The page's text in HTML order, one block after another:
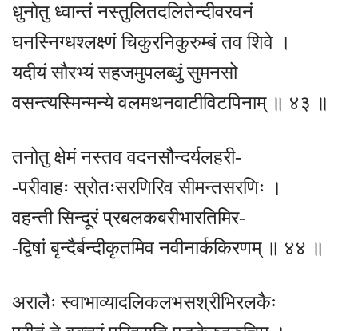
धुनोतु ध्वान्तं नस्तुलितदलितेन्दीवरवनं
घनस्निग्धश्लक्ष्णं चिकुरनिकुरुम्बं तव शिवे ।
यदीयं सौरभ्यं सहजमुपलब्धुं सुमनसो
वसन्त्यस्मिन्मन्ये वलमथनवाटीविटपिनाम् ॥ ४३ ॥
तनोतु क्षेमं नस्तव वदनसौन्दर्यलहरी-
-परीवाहः स्रोतःसरणिरिव सीमन्तसरणिः ।
वहन्ती सिन्दूरं प्रबलकबरीभारतिमिर-
-द्विषां बृन्दैर्बन्दीकृतमिव नवीनार्ककिरणम् ॥ ४४ ॥
अरालैः स्वाभाव्यादलिकलभसश्रीभिरलकैः